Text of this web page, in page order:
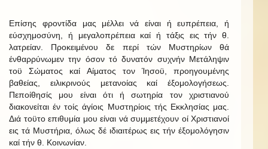
Επίσης φροντίδα μας μέλλει νά είναι ή ευπρέπεια, ή
εύσχημοσύνη, ή μεγαλοπρέπεια καί ή τάξις εις τήν θ.
λατρείαν. Προκειμένου δε περί τών Μυστηρίων θά
ένθαρρύνωμεν την όσον τό δυνατόν συχνήν Μετάληψιν
τοϋ Σώματος καί Αίματος τον Ίησοϋ, προηγουμένης
βαθείας, ειλικρινούς μετανοίας καί έξομολογήσεως.
Πεποίθησίς μου είναι ότι ή σωτηρία τον χριστιανού
διακονείται έν τοίς άγίοις Μυστηρίοις τής Εκκλησίας μας.
Διά τοϋτο επιθυμία μου είναι νά συμμετέχουν οί Χριστιανοί
εις τά Μυστήρια, όλως δέ ιδιαιτέρως εις τήν έξομολόγησιν
καί τήν θ. Κοινωνίαν.